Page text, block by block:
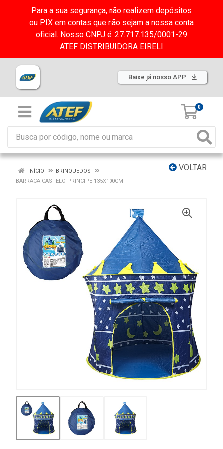
Para a sua segurança, não realizem depósitos
ou PIX em contas que não sejam a nossa conta
oficial. Nosso CNPJ é: 27.717.135/0001-29
ATEF DISTRIBUIDORA EIRELI
Baixe já nosso APP
0
VOLTAR
INÍCIO
BRINQUEDOS
BARRACA CASTELO PRINCIPE 135X100CM